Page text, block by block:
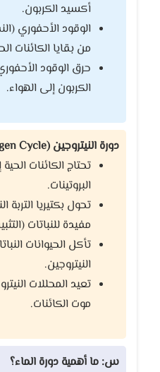
أكسيد الكربون.
الوقود الأحفوري
من بقايا الكائنات
حرق الوقود
الكربون إلى الهواء.
دورة النيتروجين (Nitrogen Cycle):
تحتاج الكائنات الحية
البروتينات.
تحول بكتيريا التربة
مفيدة للنباتات
تأكل الحيوانات
النيتروجين.
تعيد المحللات
موت الكائنات.
س: ما أهمية دورة الماء؟